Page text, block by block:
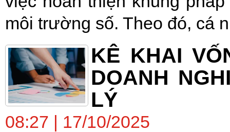
môi trường số. Theo đó, cá
KÊ KHAI
DOANH
LÝ
08:27 | 17/10/2025